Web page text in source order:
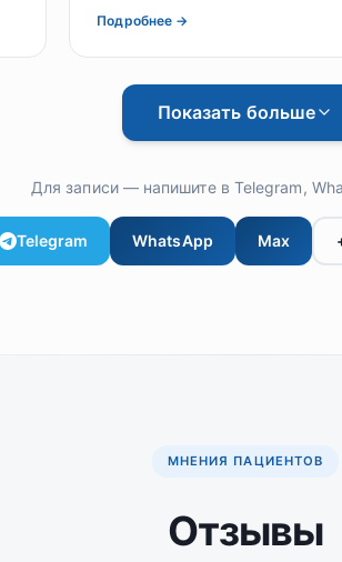
Подробнее →
Показать больше
Для записи — напишите в Telegram,
Telegram WhatsApp Max
МНЕНИЯ ПАЦИЕНТОВ
Отзывы